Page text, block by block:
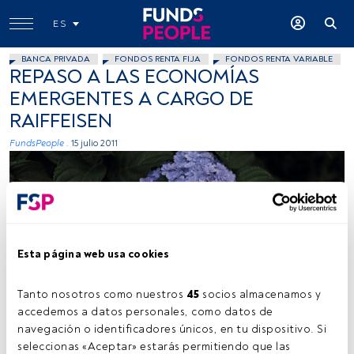
Esta página web usa cookies
Tanto nosotros como nuestros 45 socios almacenamos y
accedemos a datos personales, como datos de
navegación o identificadores únicos, en tu dispositivo. Si
seleccionas «Aceptar» estarás permitiendo que las
ES
BANCA PRIVADA FONDOS RENTA FIJA FONDOS RENTA VARIABLE
REPASO A LAS ECONOMÍAS
EMERGENTES A CARGO DE
RAIFFEISEN
FundsPeople . 15 julio 2011
Tiempo lectura: 2 min.